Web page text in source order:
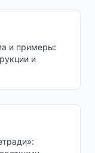
и примеры:
и